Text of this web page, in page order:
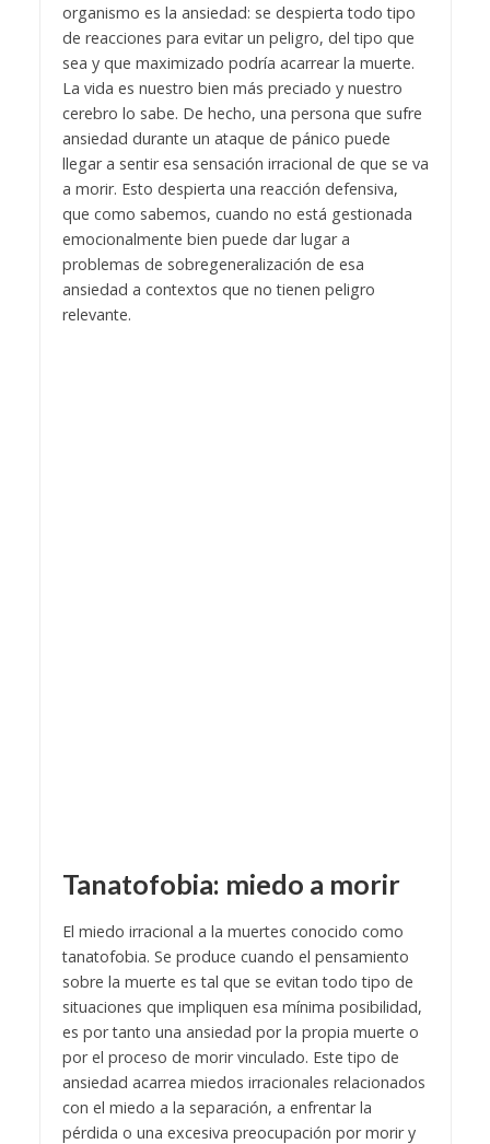
organismo es la ansiedad: se despierta todo tipo
de reacciones para evitar un peligro, del tipo que
sea y que maximizado podría acarrear la muerte.
La vida es nuestro bien más preciado y nuestro
cerebro lo sabe. De hecho, una persona que sufre
ansiedad durante un ataque de pánico puede
llegar a sentir esa sensación irracional de que se va
a morir. Esto despierta una reacción defensiva,
que como sabemos, cuando no está gestionada
emocionalmente bien puede dar lugar a
problemas de sobregeneralización de esa
ansiedad a contextos que no tienen peligro
relevante.
Tanatofobia: miedo a morir
El miedo irracional a la muertes conocido como
tanatofobia. Se produce cuando el pensamiento
sobre la muerte es tal que se evitan todo tipo de
situaciones que impliquen esa mínima posibilidad,
es por tanto una ansiedad por la propia muerte o
por el proceso de morir vinculado. Este tipo de
ansiedad acarrea miedos irracionales relacionados
con el miedo a la separación, a enfrentar la
pérdida o una excesiva preocupación por morir y